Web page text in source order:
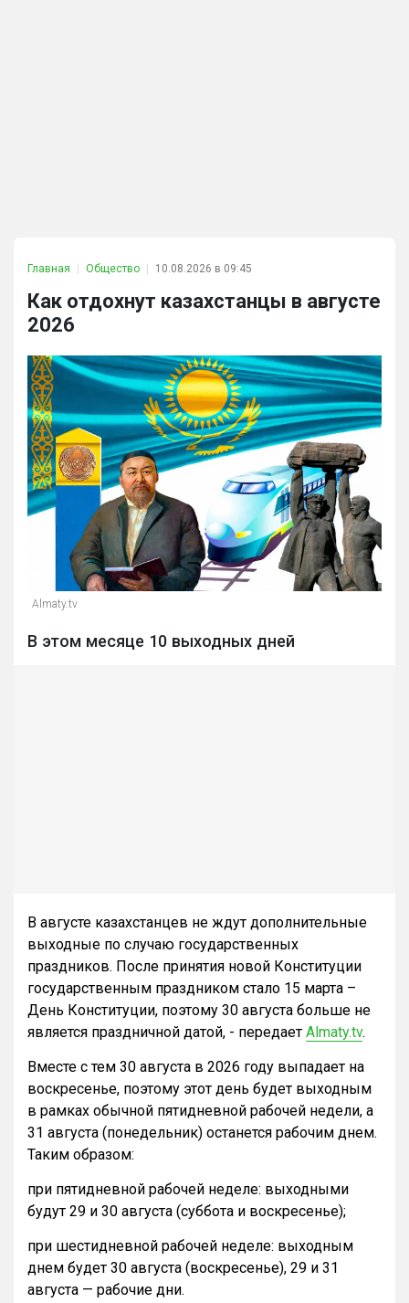
Главная Общество 10.08.2026 в 09:45
Как отдохнут казахстанцы в августе
2026
Almaty.tv
В этом месяце 10 выходных дней
В августе казахстанцев не ждут дополнительные
выходные по случаю государственных
праздников. После принятия новой Конституции
государственным праздником стало 15 марта –
День Конституции, поэтому 30 августа больше не
является праздничной датой, - передает Almaty.tv.
Вместе с тем 30 августа в 2026 году выпадает на
воскресенье, поэтому этот день будет выходным
в рамках обычной пятидневной рабочей недели, а
31 августа (понедельник) останется рабочим днем.
Таким образом:
при пятидневной рабочей неделе: выходными
будут 29 и 30 августа (суббота и воскресенье);
при шестидневной рабочей неделе: выходным
днем будет 30 августа (воскресенье), 29 и 31
августа — рабочие дни.